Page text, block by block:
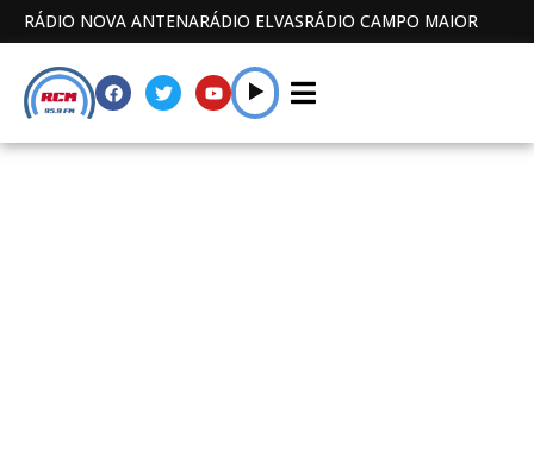
RÁDIO NOVA ANTENARÁDIO ELVASRÁDIO CAMPO MAIOR